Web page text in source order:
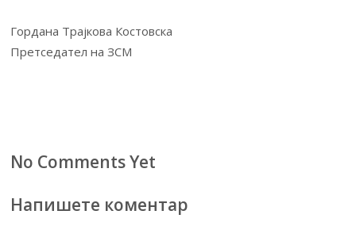
Гордана Трајкова Костовска
Претседател на ЗСМ
No Comments Yet
Напишете коментар